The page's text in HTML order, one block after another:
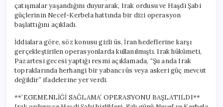
Şii
Milisler
Harekete
çatışmalar yaşandığını duyurarak, Irak ordusu ve Haşdi Şabi
güçlerinin Necef-Kerbela hattında bir dizi operasyon
başlattığını açıkladı.
İddialara göre, söz konusu gizli üs, İran hedeflerine karşı
gerçekleştirilen operasyonlarda kullanılmıştı. Irak hükümeti,
Pazartesi gecesi yaptığı resmi açıklamada, “Şu anda Irak
topraklarında herhangi bir yabancı üs veya askeri güç mevcut
değildir” ifadelerine yer verdi.
**’EGEMENLİĞİ SAĞLAMA’ OPERASYONU BAŞLATILDI**